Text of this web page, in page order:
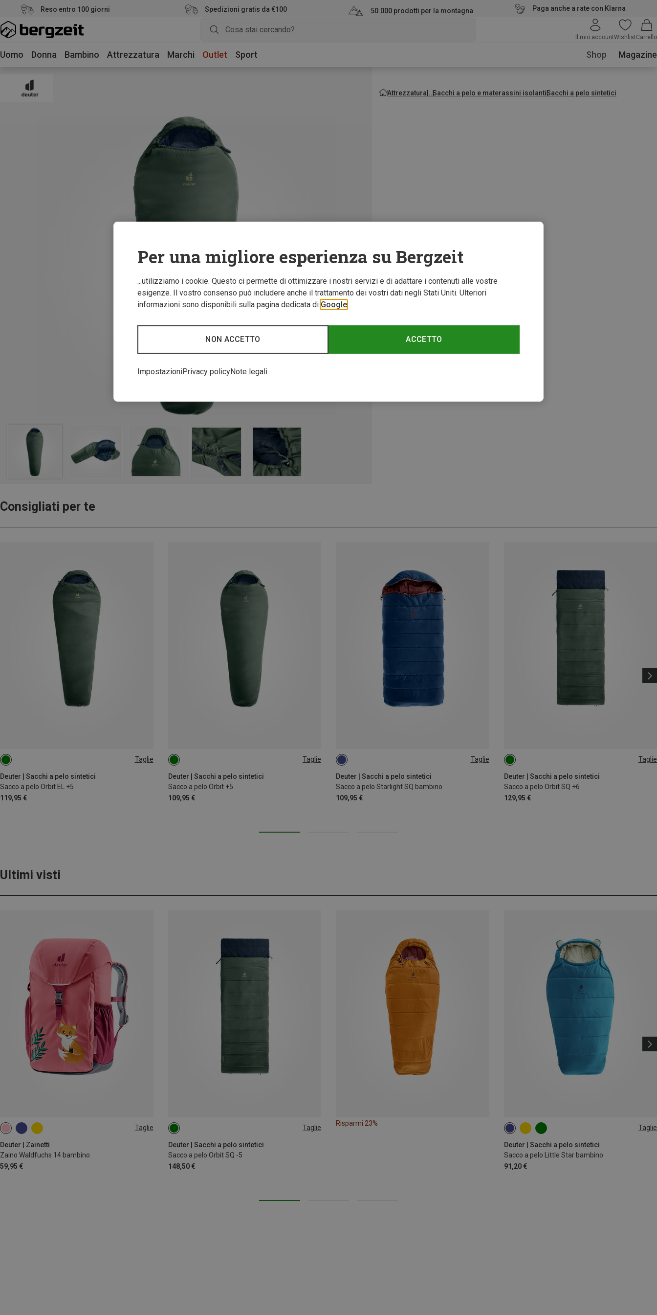
Reso entro 100 giorni Spedizioni gratis da €100 50.000 prodotti per la montagna Paga anche a rate con Klarna
Il mio accountWishlistCarrello
Uomo Donna Bambino Attrezzatura Marchi Outlet Sport Shop Magazine
Attrezzatura Sacchi a pelo e materassini isolantiSacchi a pelo sintetici
Consigliati per te
Taglie
Deuter | Sacchi a pelo sintetici
Sacco a pelo Orbit EL +5
119,95 €
MAX. 200CM | LEFT Taglie
Deuter | Sacchi a pelo sintetici
Sacco a pelo Orbit +5
109,95 €
MAX. 185CM | LEFT Taglie
Deuter | Sacchi a pelo sintetici
Sacco a pelo Starlight SQ bambino
109,95 €
130-170CM | LEFT Taglie
Deuter | Sacchi a pelo sintetici
Sacco a pelo Orbit SQ +6
129,95 €
MAX. 200CM | LEFT
Ultimi visti
Taglie
Deuter | Zainetti
Zaino Waldfuchs 14 bambino
59,95 €
14L | M Taglie
Deuter | Sacchi a pelo sintetici
Sacco a pelo Orbit SQ -5
148,50 €
MAX. 200CM | LEFT
Risparmi 23%
Taglie
Deuter | Sacchi a pelo sintetici
Sacco a pelo Little Star bambino
91,20 €
95-130CM | LEFT
Per una migliore esperienza su Bergzeit
...utilizziamo i cookie. Questo ci permette di ottimizzare i nostri servizi e di adattare i contenuti alle vostre
esigenze. Il vostro consenso può includere anche il trattamento dei vostri dati negli Stati Uniti. Ulteriori
informazioni sono disponibili sulla pagina dedicata di Google
ACCETTO
NON ACCETTO
ImpostazioniPrivacy policyNote legali